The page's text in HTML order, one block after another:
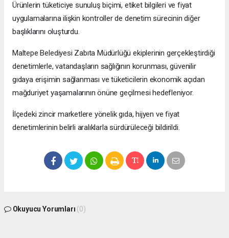
Ürünlerin tüketiciye sunuluş biçimi, etiket bilgileri ve fiyat
uygulamalarına ilişkin kontroller de denetim sürecinin diğer
başlıklarını oluşturdu.
Maltepe Belediyesi Zabıta Müdürlüğü ekiplerinin gerçekleştirdiği
denetimlerle, vatandaşların sağlığının korunması, güvenilir
gıdaya erişimin sağlanması ve tüketicilerin ekonomik açıdan
mağduriyet yaşamalarının önüne geçilmesi hedefleniyor.
İlçedeki zincir marketlere yönelik gıda, hijyen ve fiyat
denetimlerinin belirli aralıklarla sürdürüleceği bildirildi.
Okuyucu Yorumları (0)